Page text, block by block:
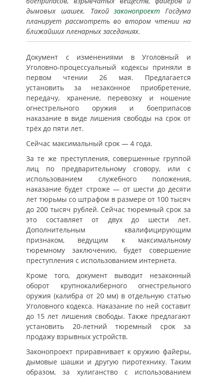
дымовых шашек. Такойзаконопроект Госдума
планирует рассмотреть во втором чтении на
ближайших пленарных заседаниях.
Документ с изменениями в Уголовный и
Уголовно-процессуальный кодексы приняли в
первом чтении 26 мая. Предлагается
установить за незаконное приобретение,
передачу, хранение, перевозку и ношение
огнестрельного оружия и боеприпасов
наказание в виде лишения свободы на срок от
трёх до пяти лет.
Сейчас максимальный срок — 4 года.
За те же преступления, совершенные группой
лиц по предварительному сговору, или с
использованием служебного положения,
наказание будет строже — от шести до десяти
лет тюрьмы со штрафом в размере от 100 тысяч
до 200 тысяч рублей. Сейчас тюремный срок за
это составляет от двух до шести лет.
Дополнительным квалифицирующим
признаком, ведущим к максимальному
тюремному заключению, будет совершение
преступления с использованием интернета.
Кроме того, документ выводит незаконный
оборот крупнокалиберного огнестрельного
оружия (калибра от 20 мм) в отдельную статью
Уголовного кодекса. Наказание по ней составит
до 15 лет лишения свободы. Также предлагают
установить 20-летний тюремный срок за
продажу взрывных устройств.
Законопроект приравнивает к оружию файеры,
дымовые шашки и другую пиротехнику. Таким
образом, за хулиганство с использованием